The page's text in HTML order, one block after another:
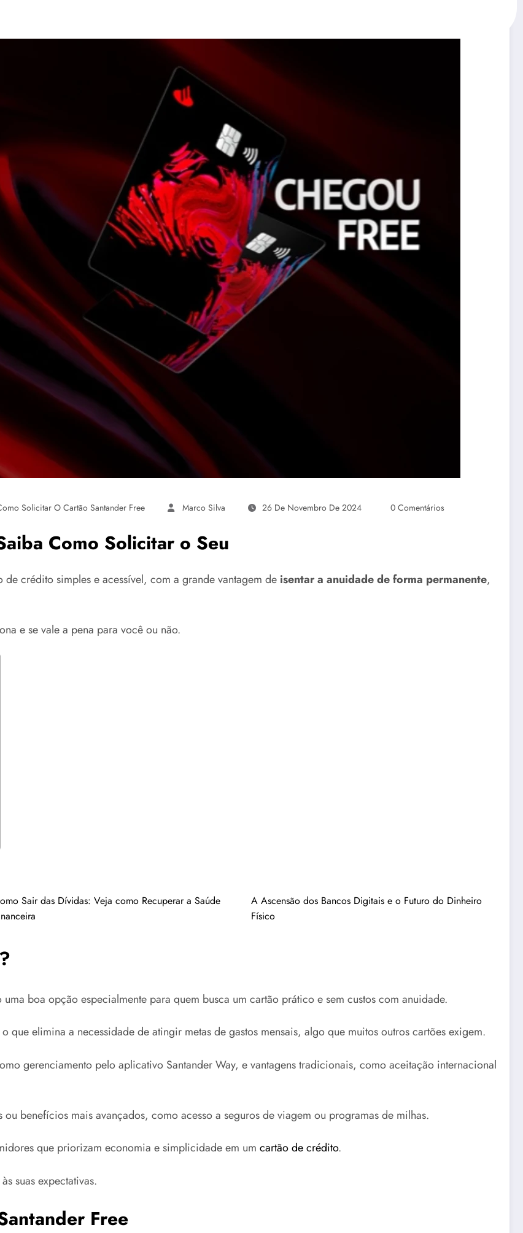
Solicitar O Cartão Santander Free Marco Silva 26 De Novembro De 2024 0 Comentários
Como Solicitar o Seu
crédito simples e acessível, com a grande vantagem de isentar a anuidade de forma permanente,
e se vale a pena para você ou não.
Sair das Dívidas: Veja como Recuperar a Saúde
A Ascensão dos Bancos Digitais e o Futuro do Dinheiro
Físico
boa opção especialmente para quem busca um cartão prático e sem custos com anuidade.
que elimina a necessidade de atingir metas de gastos mensais, algo que muitos outros cartões exigem.
gerenciamento pelo aplicativo Santander Way, e vantagens tradicionais, como aceitação internacional
benefícios mais avançados, como acesso a seguros de viagem ou programas de milhas.
que priorizam economia e simplicidade em um cartão de crédito.
suas expectativas.
Free